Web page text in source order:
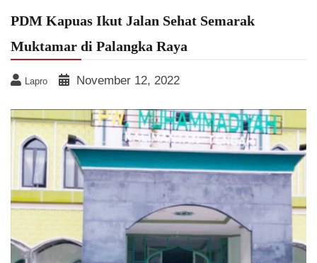
PDM Kapuas Ikut Jalan Sehat Semarak
Muktamar di Palangka Raya
Lapro November 12, 2022